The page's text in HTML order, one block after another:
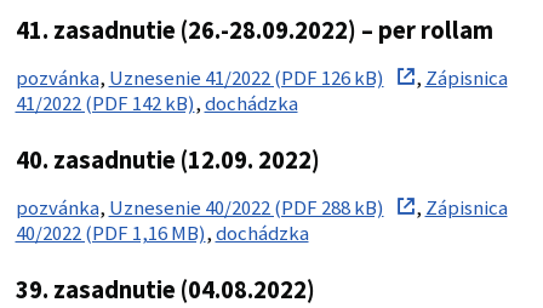
41. zasadnutie (26.-28.09.2022) – per rollam
pozvánka, Uznesenie 41/2022 (PDF 126 kB) , Zápisnica
41/2022 (PDF 142 kB),dochádzka
40. zasadnutie (12.09. 2022)
pozvánka, Uznesenie 40/2022 (PDF 288 kB) , Zápisnica
40/2022 (PDF 1,16 MB),dochádzka
39. zasadnutie (04.08.2022)